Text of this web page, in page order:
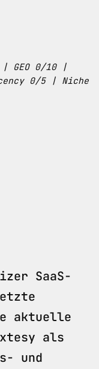
GEO 0/10 |
0/5 | Niche
SaaS-
aktuelle
als
und